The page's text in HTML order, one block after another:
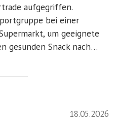
aufgegriffen.
bei einer
um geeignete
gesunden Snack nach…
18.05.2026